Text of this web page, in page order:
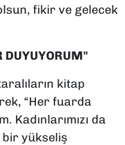
fikir ve gelecek
DUYUYORUM"
kitap
“Her fuarda
da
bir yükseliş